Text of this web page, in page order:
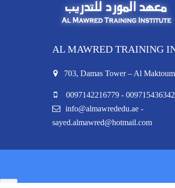
AL MAWRED TRAINING
703, Damas Tower – Al
0097142216779 -
info@almawrededu.ae -
sayed.almawred@hotmail.com